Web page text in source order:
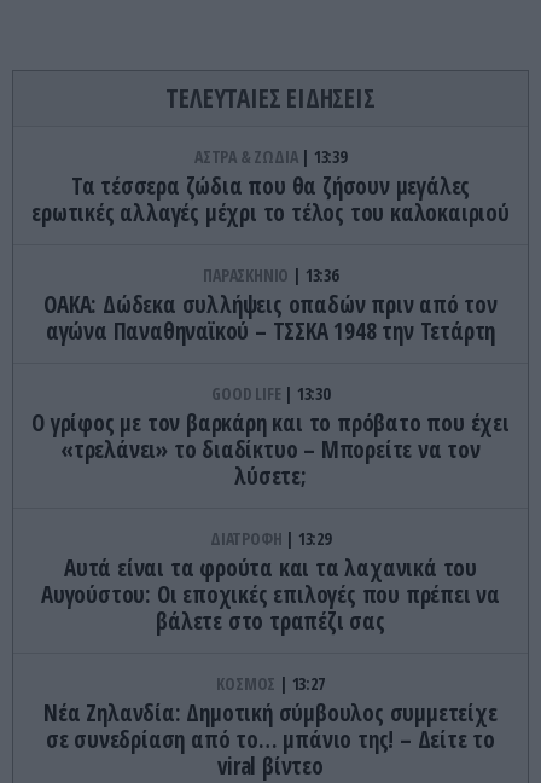
ΤΕΛΕΥΤΑΙΕΣ ΕΙΔΗΣΕΙΣ
ΑΣΤΡΑ & ΖΩΔΙΑ 13:39
Τα τέσσερα ζώδια που θα ζήσουν μεγάλες
ερωτικές αλλαγές μέχρι το τέλος του καλοκαιριού
ΠΑΡΑΣΚΗΝΙΟ 13:36
ΟΑΚΑ: Δώδεκα συλλήψεις οπαδών πριν από τον
αγώνα Παναθηναϊκού – ΤΣΣΚΑ 1948 την Τετάρτη
GOOD LIFE 13:30
Ο γρίφος με τον βαρκάρη και το πρόβατο που έχει
«τρελάνει» το διαδίκτυο – Μπορείτε να τον
λύσετε;
ΔΙΑΤΡΟΦΗ 13:29
Αυτά είναι τα φρούτα και τα λαχανικά του
Αυγούστου: Οι εποχικές επιλογές που πρέπει να
βάλετε στο τραπέζι σας
ΚΟΣΜΟΣ 13:27
Νέα Ζηλανδία: Δημοτική σύμβουλος συμμετείχε
σε συνεδρίαση από το… μπάνιο της! – Δείτε το
viral βίντεο